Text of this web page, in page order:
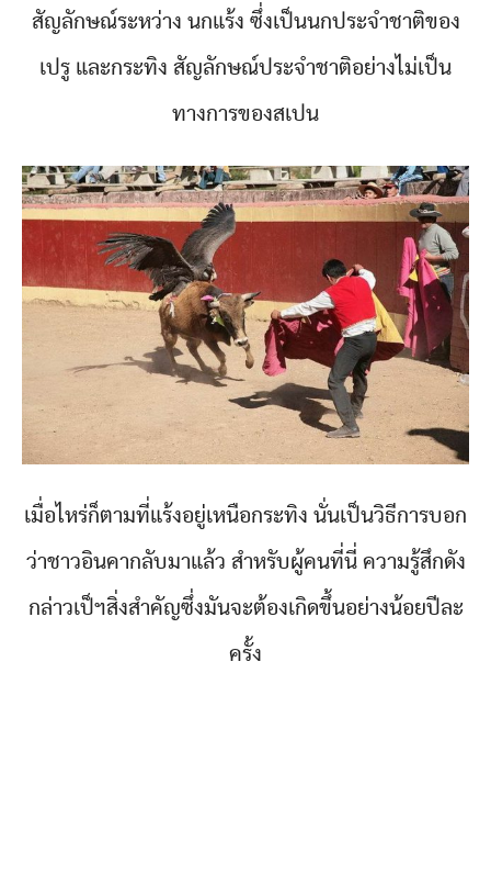
สัญลักษณ์ระหว่าง นกแร้ง ซึ่งเป็นนกประจำชาติของ
เปรู และกระทิง สัญลักษณ์ประจำชาติอย่างไม่เป็น
ทางการของสเปน
เมื่อไหร่ก็ตามที่แร้งอยู่เหนือกระทิง นั่นเป็นวิธีการบอก
ว่าชาวอินคากลับมาแล้ว สำหรับผู้คนที่นี่ ความรู้สึกดัง
กล่าวเป็ฯสิ่งสำคัญซึ่งมันจะต้องเกิดขึ้นอย่างน้อยปีละ
ครั้ง